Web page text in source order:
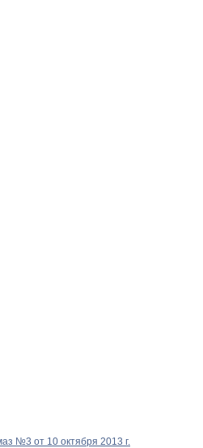
№3 от 10 октября 2013 г.